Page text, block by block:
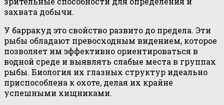
захвата добычи.
У барракуд это свойство развито до предела. Эти
рыбы обладают превосходным видением, которое
позволяет им эффективно ориентироваться в
водной среде и выявлять слабые места в группах
рыбы. Биология их глазных структур идеально
приспособлена к охоте, делая их крайне
успешными хищниками.